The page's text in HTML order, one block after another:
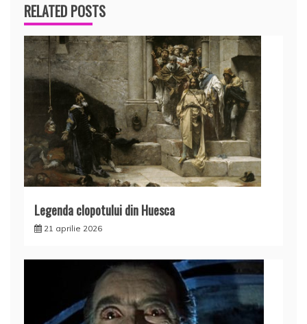
RELATED POSTS
Legenda clopotului din Huesca
21 aprilie 2026